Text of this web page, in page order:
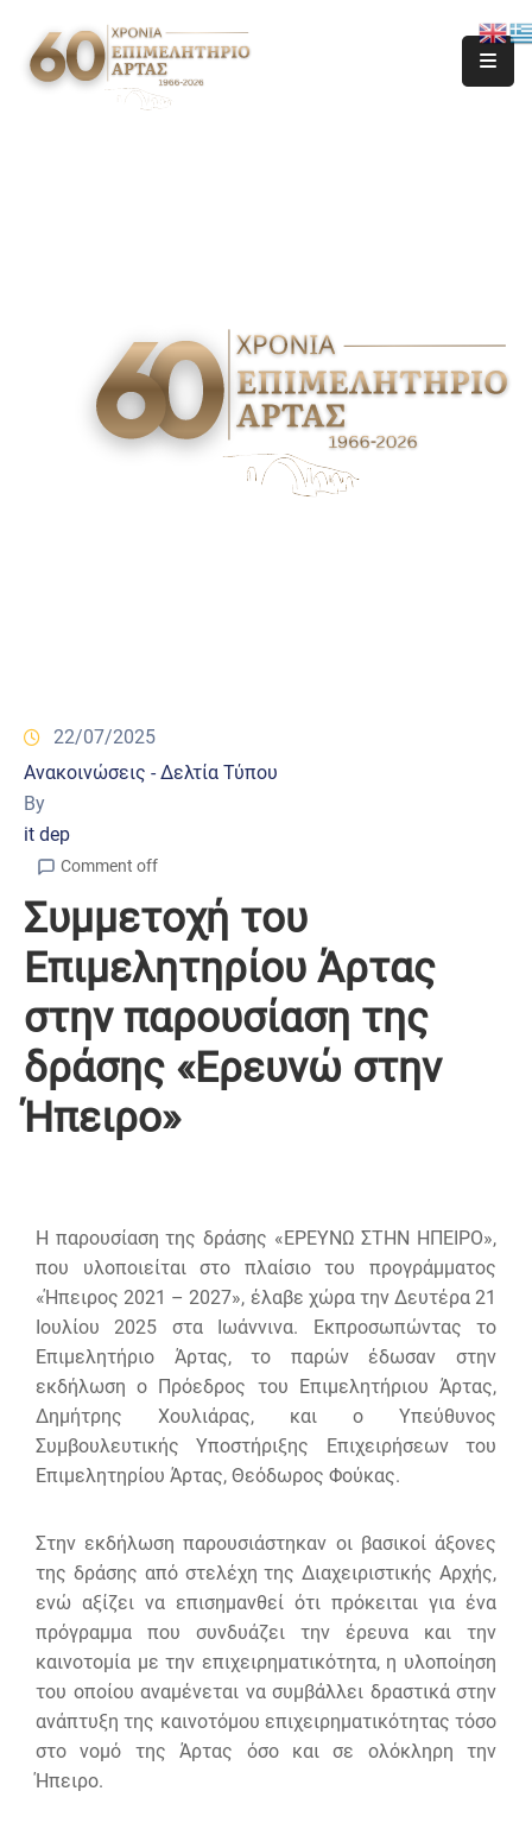
22/07/2025
Ανακοινώσεις - Δελτία Τύπου
By
it dep
Comment off
Συμμετοχή του
Επιμελητηρίου Άρτας
στην παρουσίαση της
δράσης «Ερευνώ στην
Ήπειρο»
Η παρουσίαση της δράσης «ΕΡΕΥΝΩ ΣΤΗΝ ΗΠΕΙΡΟ»,
που υλοποιείται στο πλαίσιο του προγράμματος
«Ήπειρος 2021 – 2027», έλαβε χώρα την Δευτέρα 21
Ιουλίου 2025 στα Ιωάννινα. Εκπροσωπώντας το
Επιμελητήριο Άρτας, το παρών έδωσαν στην
εκδήλωση ο Πρόεδρος του Επιμελητήριου Άρτας,
Δημήτρης Χουλιάρας, και ο Υπεύθυνος
Συμβουλευτικής Υποστήριξης Επιχειρήσεων του
Επιμελητηρίου Άρτας, Θεόδωρος Φούκας.
Στην εκδήλωση παρουσιάστηκαν οι βασικοί άξονες
της δράσης από στελέχη της Διαχειριστικής Αρχής,
ενώ αξίζει να επισημανθεί ότι πρόκειται για ένα
πρόγραμμα που συνδυάζει την έρευνα και την
καινοτομία με την επιχειρηματικότητα, η υλοποίηση
του οποίου αναμένεται να συμβάλλει δραστικά στην
ανάπτυξη της καινοτόμου επιχειρηματικότητας τόσο
στο νομό της Άρτας όσο και σε ολόκληρη την
Ήπειρο.